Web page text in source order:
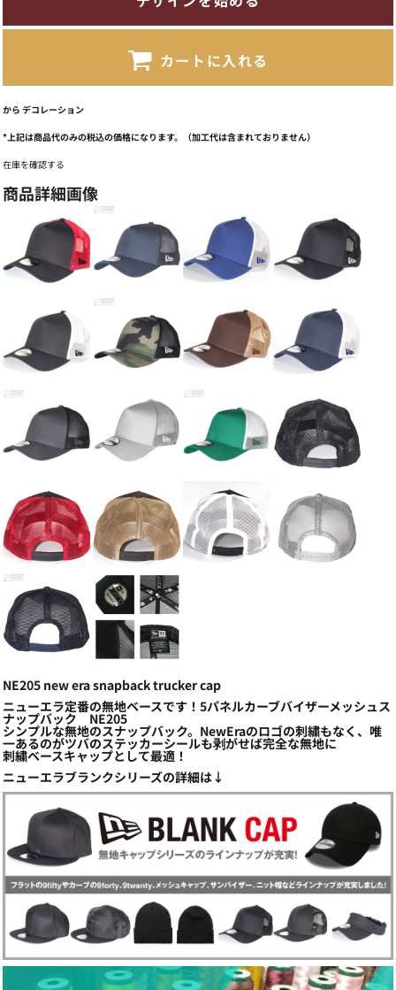
カートに入れる
から デコレーション
*上記は商品代のみの税込の価格になります。（加工代は含まれておりません）
在庫を確認する
商品詳細画像
NE205 new era snapback trucker cap
ニューエラ定番の無地ベースです！5パネルカーブバイザーメッシュス
ナップバック NE205
シンプルな無地のスナップバック。NewEraのロゴの刺繍もなく、唯
一あるのがツバのステッカーシールも剥がせば完全な無地に
刺繍ベースキャップとして最適！
ニューエラブランクシリーズの詳細は↓